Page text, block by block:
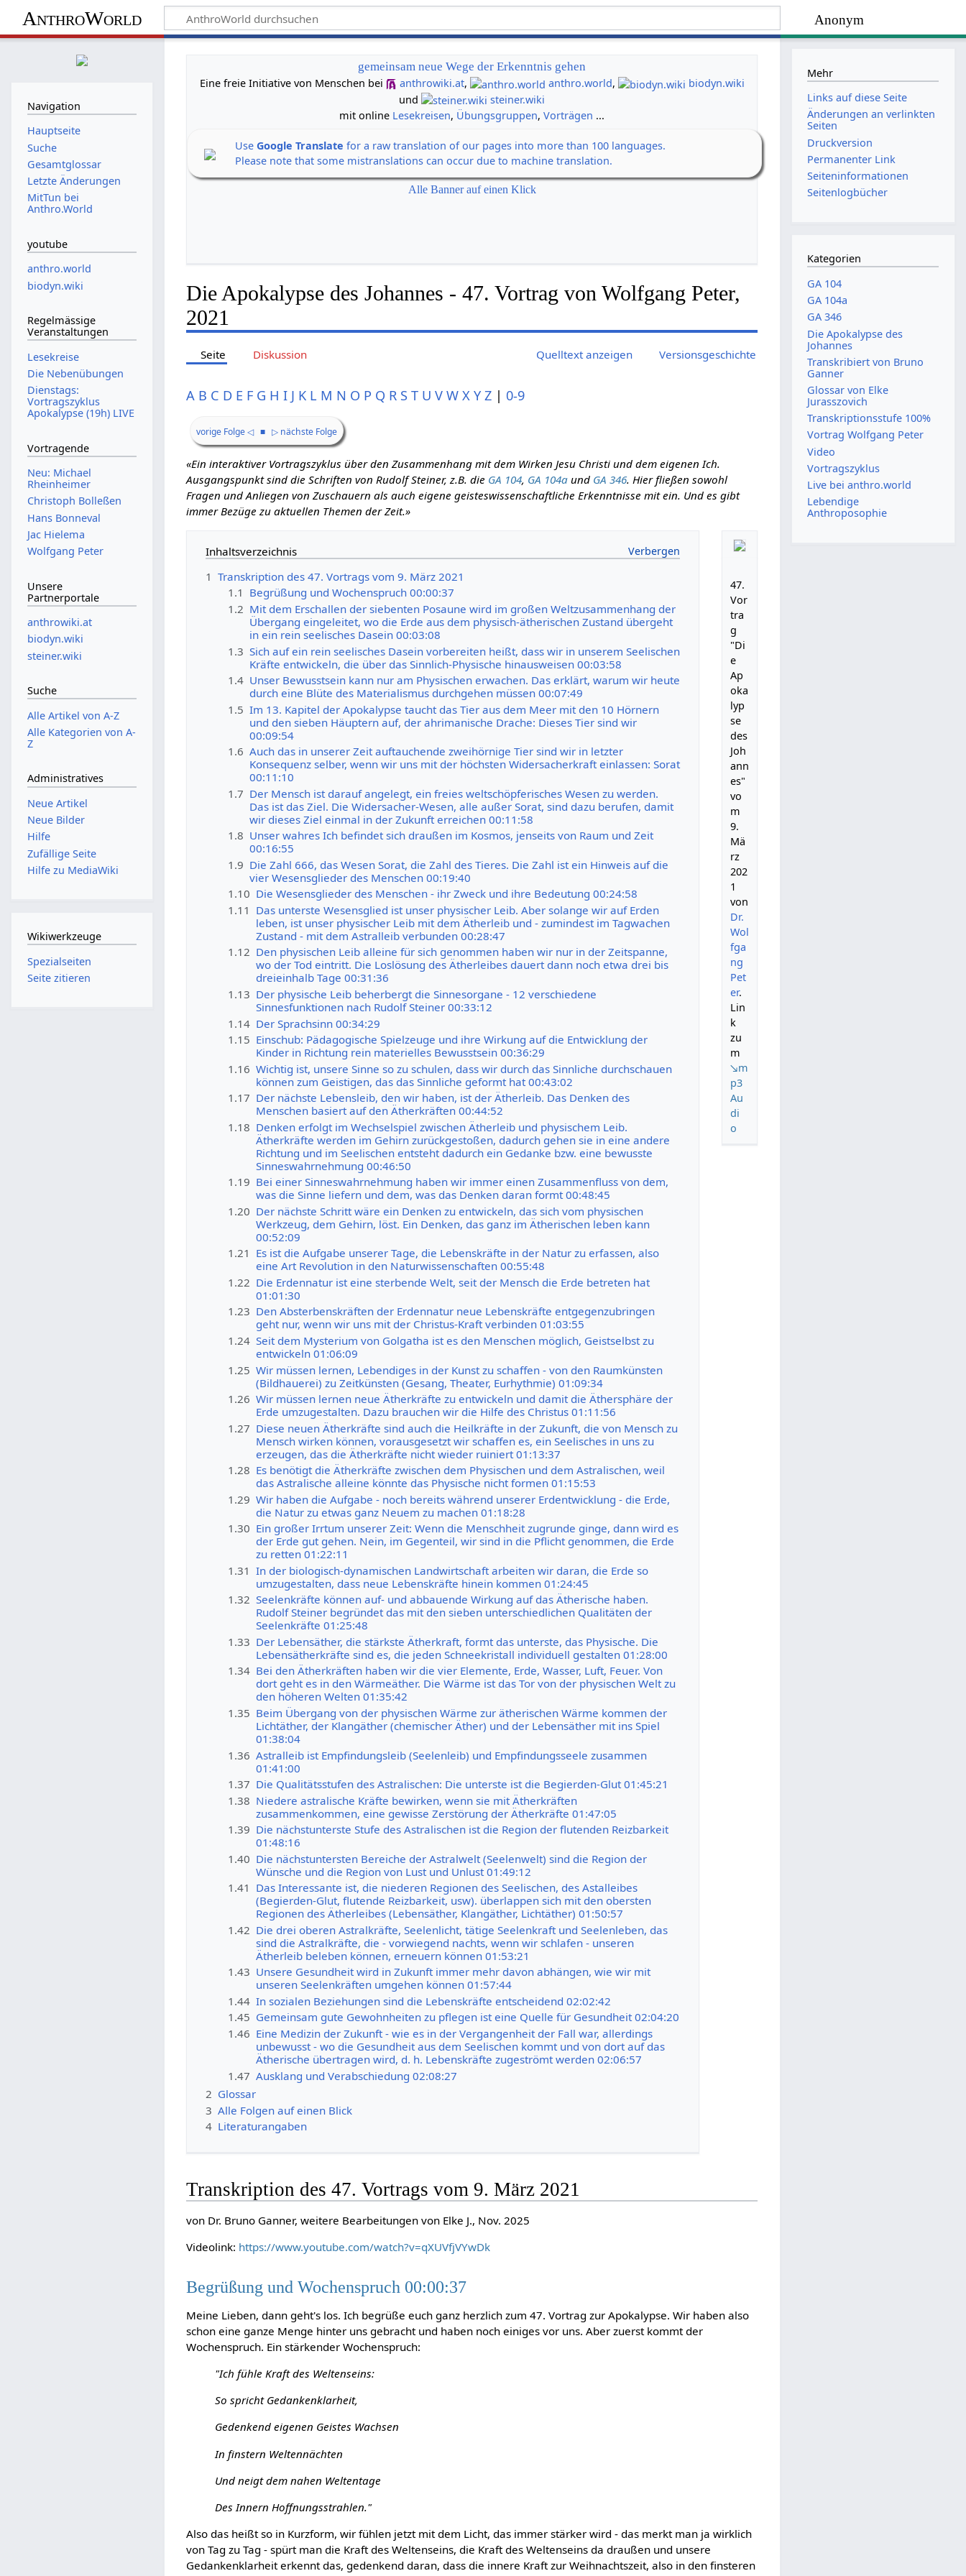
Anonym
AnthroWorld
gemeinsam neue Wege der Erkenntnis gehen
Eine freie Initiative von Menschen bei
anthrowiki.at, anthro.world,
biodyn.wiki
und
steiner.wiki
mit online Lesekreisen, Übungsgruppen,Vorträgen ...
UseGoogle Translate for a raw translation of our pages into more than 100 languages.
Please note that some mistranslations can occur due to machine translation.
Alle Banner auf einen Klick
Die Apokalypse des Johannes - 47. Vortrag von Wolfgang Peter,
2021
Seite Diskussion Quelltext anzeigen Versionsgeschichte
A B C D E F G H I J K L M N O P Q R S T U V W X Y Z | 0-9
vorige Folge ◁ ■ ▷ nächste Folge
«Ein interaktiver Vortragszyklus über den Zusammenhang mit dem Wirken Jesu Christi und dem eigenen Ich.
Ausgangspunkt sind die Schriften von Rudolf Steiner, z.B. die GA 104, GA 104a und GA 346. Hier fließen sowohl
Fragen und Anliegen von Zuschauern als auch eigene geisteswissenschaftliche Erkenntnisse mit ein. Und es gibt
immer Bezüge zu aktuellen Themen der Zeit.»
47.
Vor
tra
g
"Di
e
Ap
oka
lyp
se
des
Joh
ann
es"
vo
m
9.
Mä
rz
202
1
von
Dr.
Wol
fga
ng
Pet
er.
Lin
k
zu
m
↘m
p3
Au
di
o
Inhaltsverzeichnis
1 Transkription des 47. Vortrags vom 9. März 2021
1.1 Begrüßung und Wochenspruch 00:00:37
1.2 Mit dem Erschallen der siebenten Posaune wird im großen Weltzusammenhang der
Übergang eingeleitet, wo die Erde aus dem physisch-ätherischen Zustand übergeht
in ein rein seelisches Dasein 00:03:08
1.3 Sich auf ein rein seelisches Dasein vorbereiten heißt, dass wir in unserem Seelischen
Kräfte entwickeln, die über das Sinnlich-Physische hinausweisen 00:03:58
1.4 Unser Bewusstsein kann nur am Physischen erwachen. Das erklärt, warum wir heute
durch eine Blüte des Materialismus durchgehen müssen 00:07:49
1.5 Im 13. Kapitel der Apokalypse taucht das Tier aus dem Meer mit den 10 Hörnern
und den sieben Häuptern auf, der ahrimanische Drache: Dieses Tier sind wir
00:09:54
1.6 Auch das in unserer Zeit auftauchende zweihörnige Tier sind wir in letzter
Konsequenz selber, wenn wir uns mit der höchsten Widersacherkraft einlassen: Sorat
00:11:10
1.7 Der Mensch ist darauf angelegt, ein freies weltschöpferisches Wesen zu werden.
Das ist das Ziel. Die Widersacher-Wesen, alle außer Sorat, sind dazu berufen, damit
wir dieses Ziel einmal in der Zukunft erreichen 00:11:58
1.8 Unser wahres Ich befindet sich draußen im Kosmos, jenseits von Raum und Zeit
00:16:55
1.9 Die Zahl 666, das Wesen Sorat, die Zahl des Tieres. Die Zahl ist ein Hinweis auf die
vier Wesensglieder des Menschen 00:19:40
1.10 Die Wesensglieder des Menschen - ihr Zweck und ihre Bedeutung 00:24:58
1.11 Das unterste Wesensglied ist unser physischer Leib. Aber solange wir auf Erden
leben, ist unser physischer Leib mit dem Ätherleib und - zumindest im Tagwachen
Zustand - mit dem Astralleib verbunden 00:28:47
1.12 Den physischen Leib alleine für sich genommen haben wir nur in der Zeitspanne,
wo der Tod eintritt. Die Loslösung des Ätherleibes dauert dann noch etwa drei bis
dreieinhalb Tage 00:31:36
1.13 Der physische Leib beherbergt die Sinnesorgane - 12 verschiedene
Sinnesfunktionen nach Rudolf Steiner 00:33:12
1.14 Der Sprachsinn 00:34:29
1.15 Einschub: Pädagogische Spielzeuge und ihre Wirkung auf die Entwicklung der
Kinder in Richtung rein materielles Bewusstsein 00:36:29
1.16 Wichtig ist, unsere Sinne so zu schulen, dass wir durch das Sinnliche durchschauen
können zum Geistigen, das das Sinnliche geformt hat 00:43:02
1.17 Der nächste Lebensleib, den wir haben, ist der Ätherleib. Das Denken des
Menschen basiert auf den Ätherkräften 00:44:52
1.18 Denken erfolgt im Wechselspiel zwischen Ätherleib und physischem Leib.
Ätherkräfte werden im Gehirn zurückgestoßen, dadurch gehen sie in eine andere
Richtung und im Seelischen entsteht dadurch ein Gedanke bzw. eine bewusste
Sinneswahrnehmung 00:46:50
1.19 Bei einer Sinneswahrnehmung haben wir immer einen Zusammenfluss von dem,
was die Sinne liefern und dem, was das Denken daran formt 00:48:45
1.20 Der nächste Schritt wäre ein Denken zu entwickeln, das sich vom physischen
Werkzeug, dem Gehirn, löst. Ein Denken, das ganz im Ätherischen leben kann
00:52:09
1.21 Es ist die Aufgabe unserer Tage, die Lebenskräfte in der Natur zu erfassen, also
eine Art Revolution in den Naturwissenschaften 00:55:48
1.22 Die Erdennatur ist eine sterbende Welt, seit der Mensch die Erde betreten hat
01:01:30
1.23 Den Absterbenskräften der Erdennatur neue Lebenskräfte entgegenzubringen
geht nur, wenn wir uns mit der Christus-Kraft verbinden 01:03:55
1.24 Seit dem Mysterium von Golgatha ist es den Menschen möglich, Geistselbst zu
entwickeln 01:06:09
1.25 Wir müssen lernen, Lebendiges in der Kunst zu schaffen - von den Raumkünsten
(Bildhauerei) zu Zeitkünsten (Gesang, Theater, Eurhythmie) 01:09:34
1.26 Wir müssen lernen neue Ätherkräfte zu entwickeln und damit die Äthersphäre der
Erde umzugestalten. Dazu brauchen wir die Hilfe des Christus 01:11:56
1.27 Diese neuen Ätherkräfte sind auch die Heilkräfte in der Zukunft, die von Mensch zu
Mensch wirken können, vorausgesetzt wir schaffen es, ein Seelisches in uns zu
erzeugen, das die Ätherkräfte nicht wieder ruiniert 01:13:37
1.28 Es benötigt die Ätherkräfte zwischen dem Physischen und dem Astralischen, weil
das Astralische alleine könnte das Physische nicht formen 01:15:53
1.29 Wir haben die Aufgabe - noch bereits während unserer Erdentwicklung - die Erde,
die Natur zu etwas ganz Neuem zu machen 01:18:28
1.30 Ein großer Irrtum unserer Zeit: Wenn die Menschheit zugrunde ginge, dann wird es
der Erde gut gehen. Nein, im Gegenteil, wir sind in die Pflicht genommen, die Erde
zu retten 01:22:11
1.31 In der biologisch-dynamischen Landwirtschaft arbeiten wir daran, die Erde so
umzugestalten, dass neue Lebenskräfte hinein kommen 01:24:45
1.32 Seelenkräfte können auf- und abbauende Wirkung auf das Ätherische haben.
Rudolf Steiner begründet das mit den sieben unterschiedlichen Qualitäten der
Seelenkräfte 01:25:48
1.33 Der Lebensäther, die stärkste Ätherkraft, formt das unterste, das Physische. Die
Lebensätherkräfte sind es, die jeden Schneekristall individuell gestalten 01:28:00
1.34 Bei den Ätherkräften haben wir die vier Elemente, Erde, Wasser, Luft, Feuer. Von
dort geht es in den Wärmeäther. Die Wärme ist das Tor von der physischen Welt zu
den höheren Welten 01:35:42
1.35 Beim Übergang von der physischen Wärme zur ätherischen Wärme kommen der
Lichtäther, der Klangäther (chemischer Äther) und der Lebensäther mit ins Spiel
01:38:04
1.36 Astralleib ist Empfindungsleib (Seelenleib) und Empfindungsseele zusammen
01:41:00
1.37 Die Qualitätsstufen des Astralischen: Die unterste ist die Begierden-Glut 01:45:21
1.38 Niedere astralische Kräfte bewirken, wenn sie mit Ätherkräften
zusammenkommen, eine gewisse Zerstörung der Ätherkräfte 01:47:05
1.39 Die nächstunterste Stufe des Astralischen ist die Region der flutenden Reizbarkeit
01:48:16
1.40 Die nächstuntersten Bereiche der Astralwelt (Seelenwelt) sind die Region der
Wünsche und die Region von Lust und Unlust 01:49:12
1.41 Das Interessante ist, die niederen Regionen des Seelischen, des Astalleibes
(Begierden-Glut, flutende Reizbarkeit, usw). überlappen sich mit den obersten
Regionen des Ätherleibes (Lebensäther, Klangäther, Lichtäther) 01:50:57
1.42 Die drei oberen Astralkräfte, Seelenlicht, tätige Seelenkraft und Seelenleben, das
sind die Astralkräfte, die - vorwiegend nachts, wenn wir schlafen - unseren
Ätherleib beleben können, erneuern können 01:53:21
1.43 Unsere Gesundheit wird in Zukunft immer mehr davon abhängen, wie wir mit
unseren Seelenkräften umgehen können 01:57:44
1.44 In sozialen Beziehungen sind die Lebenskräfte entscheidend 02:02:42
1.45 Gemeinsam gute Gewohnheiten zu pflegen ist eine Quelle für Gesundheit 02:04:20
1.46 Eine Medizin der Zukunft - wie es in der Vergangenheit der Fall war, allerdings
unbewusst - wo die Gesundheit aus dem Seelischen kommt und von dort auf das
Ätherische übertragen wird, d. h. Lebenskräfte zugeströmt werden 02:06:57
1.47 Ausklang und Verabschiedung 02:08:27
2 Glossar
3 Alle Folgen auf einen Blick
4 Literaturangaben
Transkription des 47. Vortrags vom 9. März 2021
von Dr. Bruno Ganner, weitere Bearbeitungen von Elke J., Nov. 2025
Videolink: https://www.youtube.com/watch?v=qXUVfjVYwDk
Begrüßung und Wochenspruch 00:00:37
Meine Lieben, dann geht's los. Ich begrüße euch ganz herzlich zum 47. Vortrag zur Apokalypse. Wir haben also
schon eine ganze Menge hinter uns gebracht und haben noch einiges vor uns. Aber zuerst kommt der
Wochenspruch. Ein stärkender Wochenspruch:
"Ich fühle Kraft des Weltenseins:
So spricht Gedankenklarheit,
Gedenkend eigenen Geistes Wachsen
In finstern Weltennächten
Und neigt dem nahen Weltentage
Des Innern Hoffnungsstrahlen."
Also das heißt so in Kurzform, wir fühlen jetzt mit dem Licht, das immer stärker wird - das merkt man ja wirklich
von Tag zu Tag - spürt man die Kraft des Weltenseins, die Kraft des Weltenseins da draußen und unsere
Gedankenklarheit erkennt das, gedenkend daran, dass die innere Kraft zur Weihnachtszeit, also in den finsteren
Navigation
Hauptseite
Suche
Gesamtglossar
Letzte Änderungen
MitTun bei
Anthro.World
youtube
anthro.world
biodyn.wiki
Regelmässige
Veranstaltungen
Lesekreise
Die Nebenübungen
Dienstags:
Vortragszyklus
Apokalypse (19h) LIVE
Vortragende
Neu: Michael
Rheinheimer
Christoph Bolleßen
Hans Bonneval
Jac Hielema
Wolfgang Peter
Unsere
Partnerportale
anthrowiki.at
biodyn.wiki
steiner.wiki
Suche
Alle Artikel von A-Z
Alle Kategorien von A-
Z
Administratives
Neue Artikel
Neue Bilder
Hilfe
Zufällige Seite
Hilfe zu MediaWiki
Wikiwerkzeuge
Spezialseiten
Seite zitieren
Mehr
Links auf diese Seite
Änderungen an verlinkten
Seiten
Druckversion
Permanenter Link
Seiten­­informationen
Seitenlogbücher
Kategorien
GA 104
GA 104a
GA 346
Die Apokalypse des
Johannes
Transkribiert von Bruno
Ganner
Glossar von Elke
Jurasszovich
Transkriptionsstufe 100%
Vortrag Wolfgang Peter
Video
Vortragszyklus
Live bei anthro.world
Lebendige
Anthroposophie